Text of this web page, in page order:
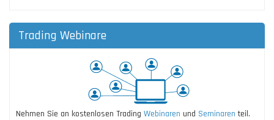
Trading Webinare
Nehmen Sie an kostenlosen Trading Webinaren und Seminaren teil.